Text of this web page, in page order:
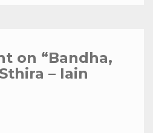
on “Bandha,
– Iain